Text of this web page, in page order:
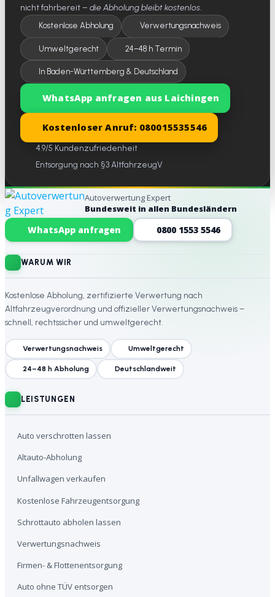
nicht fahrbereit – die Abholung bleibt kostenlos.
Kostenlose Abholung Verwertungsnachweis
Umweltgerecht 24–48 h Termin
In Baden-Württemberg & Deutschland
WhatsApp anfragen aus Laichingen
Kostenloser Anruf: 080015535546
4.9/5 Kundenzufriedenheit
Entsorgung nach §3 AltfahrzeugV
Website-Footer
Autoverwertung Expert
Bundesweit in allen Bundesländern
WhatsApp anfragen 0800 1553 5546
WARUM WIR
Kostenlose Abholung, zertifizierte Verwertung nach
Altfahrzeugverordnung und offizieller Verwertungsnachweis –
schnell, rechtssicher und umweltgerecht.
Verwertungsnachweis Umweltgerecht
24–48 h Abholung Deutschlandweit
LEISTUNGEN
Auto verschrotten lassen
Altauto-Abholung
Unfallwagen verkaufen
Kostenlose Fahrzeugentsorgung
Schrottauto abholen lassen
Verwertungsnachweis
Firmen- & Flottenentsorgung
Auto ohne TÜV entsorgen